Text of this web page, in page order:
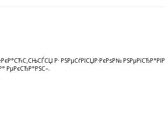
Р· РЅРµСѓРІСЏР·РєРѕР№
РµРєСЂР°РЅС–.